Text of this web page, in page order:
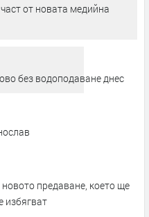
от новата медийна
без водоподаване днес
предаване, което ще
избягват